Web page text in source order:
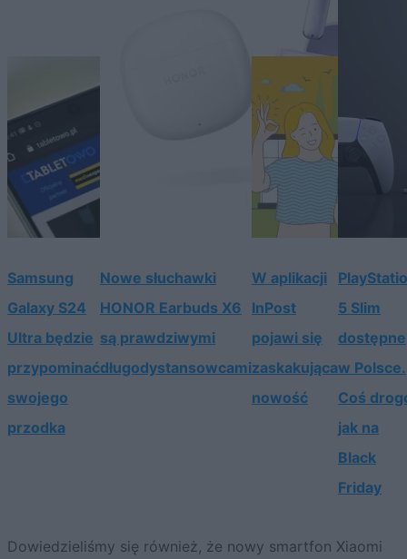
Samsung
Galaxy S24
Ultra będzie
przypominać
swojego
przodka
Nowe słuchawki
HONOR Earbuds X6
są prawdziwymi
długodystansowcami
W aplikacji
InPost
pojawi się
zaskakująca
nowość
5 Slim
dostępne
w Polsce.
Coś
jak na
Black
Friday
Dowiedzieliśmy się również, że nowy smartfon Xiaomi